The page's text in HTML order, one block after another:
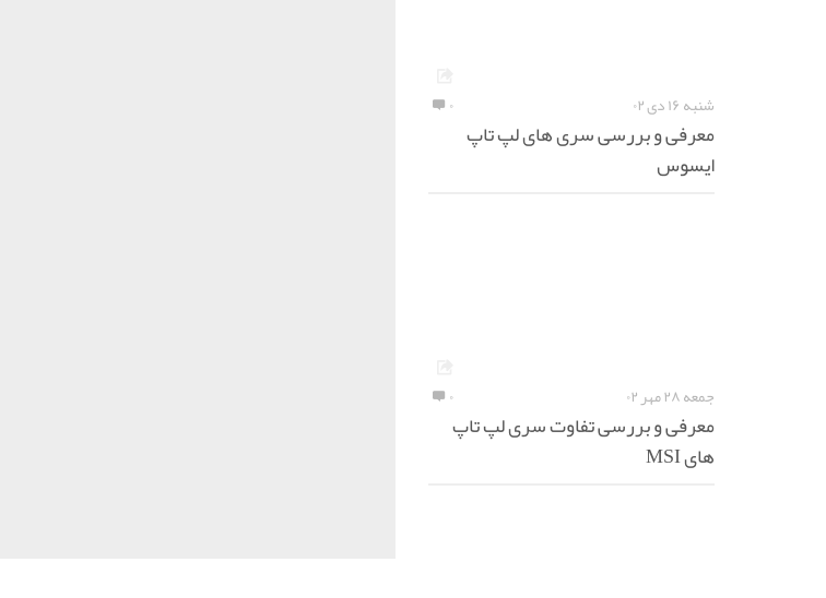
شنبه ۱۶ دی ۰۲ ۰
معرفی و بررسی سری های لپ تاپ
ایسوس
جمعه ۲۸ مهر ۰۲ ۰
معرفی و بررسی تفاوت سری لپ تاپ
های MSI